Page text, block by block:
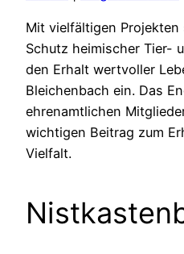
Mit vielfältigen
Schutz heimischer Tier-
den Erhalt wertvoller
Bleichenbach ein. Das
ehrenamtlichen
wichtigen Beitrag zum
Vielfalt.